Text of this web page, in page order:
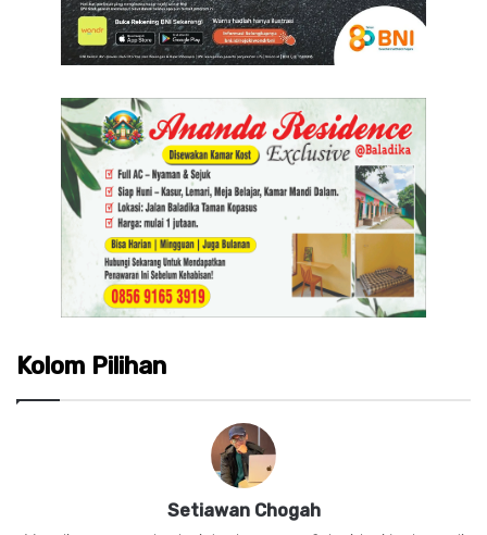
Kolom Pilihan
Setiawan Chogah